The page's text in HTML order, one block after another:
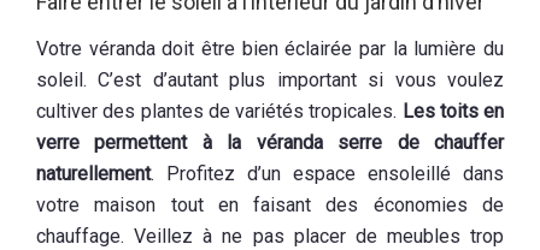
Votre véranda doit être bien éclairée par la lumière du
soleil. C’est d’autant plus important si vous voulez
cultiver des plantes de variétés tropicales. Les toits en
verre permettent à la véranda serre de chauffer
naturellement. Profitez d’un espace ensoleillé dans
votre maison tout en faisant des économies de
chauffage. Veillez à ne pas placer de meubles trop